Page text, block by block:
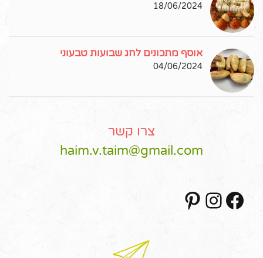
18/06/2024
אוסף מתכונים לחג שבועות טבעוני
04/06/2024
צרו קשר
haim.v.taim@gmail.com
Facebook
Instagram